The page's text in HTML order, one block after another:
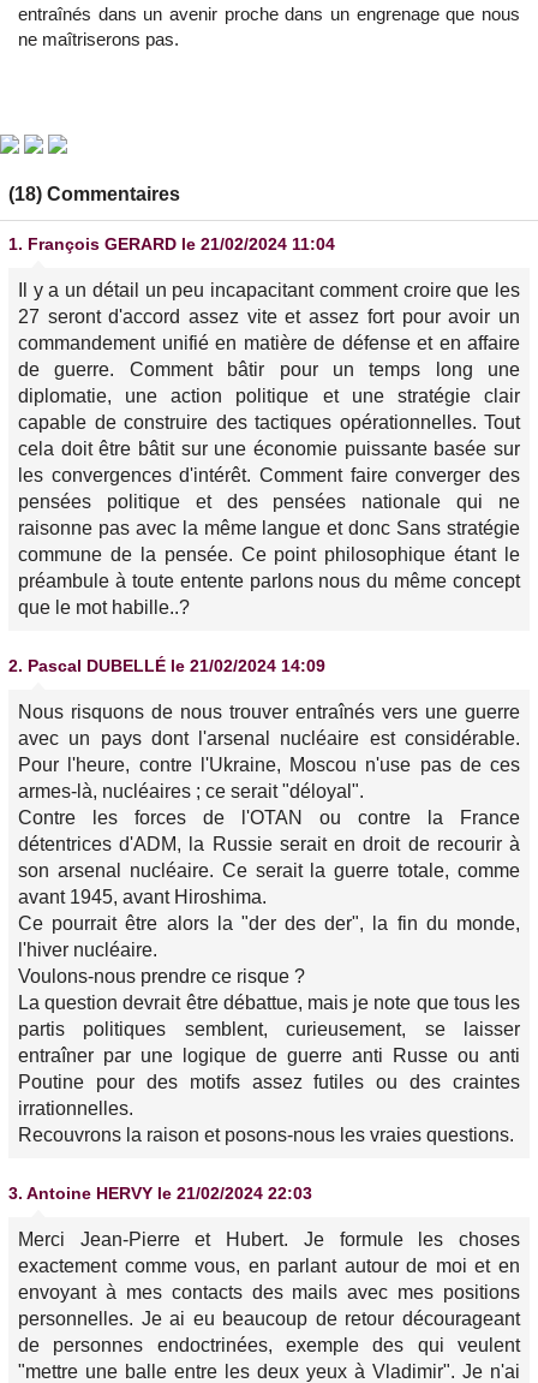
entraînés dans un avenir proche dans un engrenage que nous
ne maîtriserons pas.
(18) Commentaires
1. François GERARD le 21/02/2024 11:04
Il y a un détail un peu incapacitant comment croire que les
27 seront d'accord assez vite et assez fort pour avoir un
commandement unifié en matière de défense et en affaire
de guerre. Comment bâtir pour un temps long une
diplomatie, une action politique et une stratégie clair
capable de construire des tactiques opérationnelles. Tout
cela doit être bâtit sur une économie puissante basée sur
les convergences d'intérêt. Comment faire converger des
pensées politique et des pensées nationale qui ne
raisonne pas avec la même langue et donc Sans stratégie
commune de la pensée. Ce point philosophique étant le
préambule à toute entente parlons nous du même concept
que le mot habille..?
2. Pascal DUBELLÉ le 21/02/2024 14:09
Nous risquons de nous trouver entraînés vers une guerre
avec un pays dont l'arsenal nucléaire est considérable.
Pour l'heure, contre l'Ukraine, Moscou n'use pas de ces
armes-là, nucléaires ; ce serait "déloyal".
Contre les forces de l'OTAN ou contre la France
détentrices d'ADM, la Russie serait en droit de recourir à
son arsenal nucléaire. Ce serait la guerre totale, comme
avant 1945, avant Hiroshima.
Ce pourrait être alors la "der des der", la fin du monde,
l'hiver nucléaire.
Voulons-nous prendre ce risque ?
La question devrait être débattue, mais je note que tous les
partis politiques semblent, curieusement, se laisser
entraîner par une logique de guerre anti Russe ou anti
Poutine pour des motifs assez futiles ou des craintes
irrationnelles.
Recouvrons la raison et posons-nous les vraies questions.
3. Antoine HERVY le 21/02/2024 22:03
Merci Jean-Pierre et Hubert. Je formule les choses
exactement comme vous, en parlant autour de moi et en
envoyant à mes contacts des mails avec mes positions
personnelles. Je ai eu beaucoup de retour décourageant
de personnes endoctrinées, exemple des qui veulent
"mettre une balle entre les deux yeux à Vladimir". Je n'ai